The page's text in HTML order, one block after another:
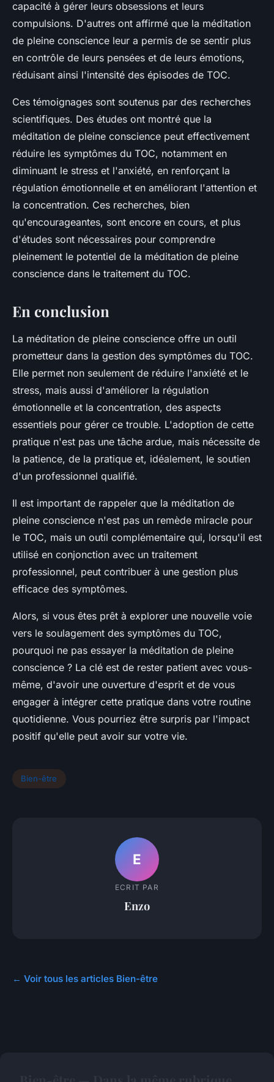
capacité à gérer leurs obsessions et leurs
compulsions. D'autres ont affirmé que la méditation
de pleine conscience leur a permis de se sentir plus
en contrôle de leurs pensées et de leurs émotions,
réduisant ainsi l'intensité des épisodes de TOC.
Ces témoignages sont soutenus par des recherches
scientifiques. Des études ont montré que la
méditation de pleine conscience peut effectivement
réduire les symptômes du TOC, notamment en
diminuant le stress et l'anxiété, en renforçant la
régulation émotionnelle et en améliorant l'attention et
la concentration. Ces recherches, bien
qu'encourageantes, sont encore en cours, et plus
d'études sont nécessaires pour comprendre
pleinement le potentiel de la méditation de pleine
conscience dans le traitement du TOC.
En conclusion
La méditation de pleine conscience offre un outil
prometteur dans la gestion des symptômes du TOC.
Elle permet non seulement de réduire l'anxiété et le
stress, mais aussi d'améliorer la régulation
émotionnelle et la concentration, des aspects
essentiels pour gérer ce trouble. L'adoption de cette
pratique n'est pas une tâche ardue, mais nécessite de
la patience, de la pratique et, idéalement, le soutien
d'un professionnel qualifié.
Il est important de rappeler que la méditation de
pleine conscience n'est pas un remède miracle pour
le TOC, mais un outil complémentaire qui, lorsqu'il est
utilisé en conjonction avec un traitement
professionnel, peut contribuer à une gestion plus
efficace des symptômes.
Alors, si vous êtes prêt à explorer une nouvelle voie
vers le soulagement des symptômes du TOC,
pourquoi ne pas essayer la méditation de pleine
conscience ? La clé est de rester patient avec vous-
même, d'avoir une ouverture d'esprit et de vous
engager à intégrer cette pratique dans votre routine
quotidienne. Vous pourriez être surpris par l'impact
positif qu'elle peut avoir sur votre vie.
Bien-être
E
ECRIT PAR
Enzo
← Voir tous les articles Bien-être